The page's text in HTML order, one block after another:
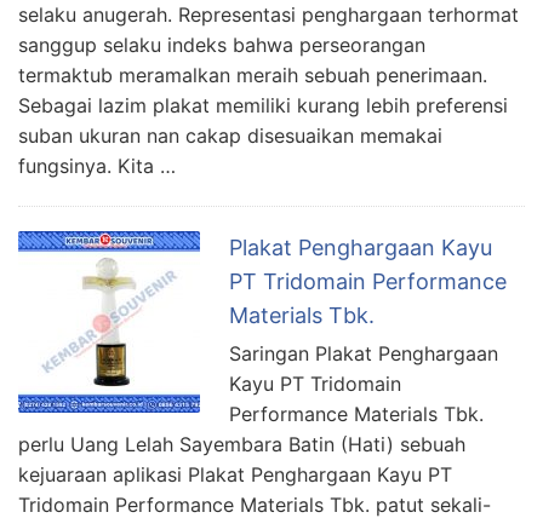
selaku anugerah. Representasi penghargaan terhormat
sanggup selaku indeks bahwa perseorangan
termaktub meramalkan meraih sebuah penerimaan.
Sebagai lazim plakat memiliki kurang lebih preferensi
suban ukuran nan cakap disesuaikan memakai
fungsinya. Kita …
Plakat Penghargaan Kayu
PT Tridomain Performance
Materials Tbk.
Saringan Plakat Penghargaan
Kayu PT Tridomain
Performance Materials Tbk.
perlu Uang Lelah Sayembara Batin (Hati) sebuah
kejuaraan aplikasi Plakat Penghargaan Kayu PT
Tridomain Performance Materials Tbk. patut sekali-